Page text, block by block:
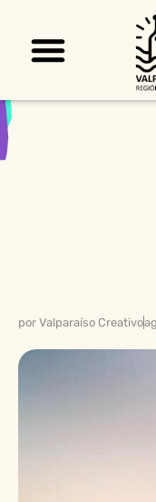
por Valparaíso Creativo